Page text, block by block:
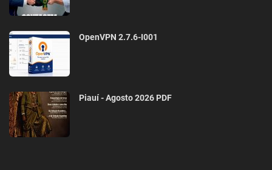
OpenVPN 2.7.6-I001
Piauí - Agosto 2026 PDF